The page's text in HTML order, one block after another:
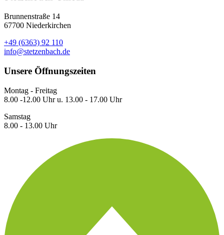
Brunnenstraße 14
67700 Niederkirchen
+49 (6363) 92 110
info@stetzenbach.de
Unsere Öffnungszeiten
Montag - Freitag
8.00 -12.00 Uhr u. 13.00 - 17.00 Uhr
Samstag
8.00 - 13.00 Uhr